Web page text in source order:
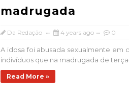
madrugada
Da Redação 4 years ago 0
A idosa foi abusada sexualmente em
indivíduos que na madrugada de
Read More »